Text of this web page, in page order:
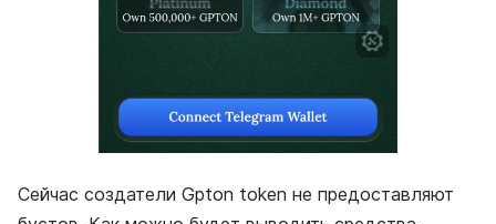
Сейчас создатели Gpton token не предоставляют